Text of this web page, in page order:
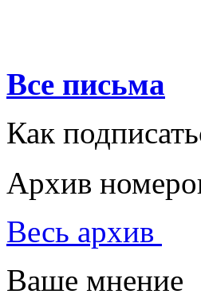
Все письма
Как
Архив
Весь архив
Ваше мнение